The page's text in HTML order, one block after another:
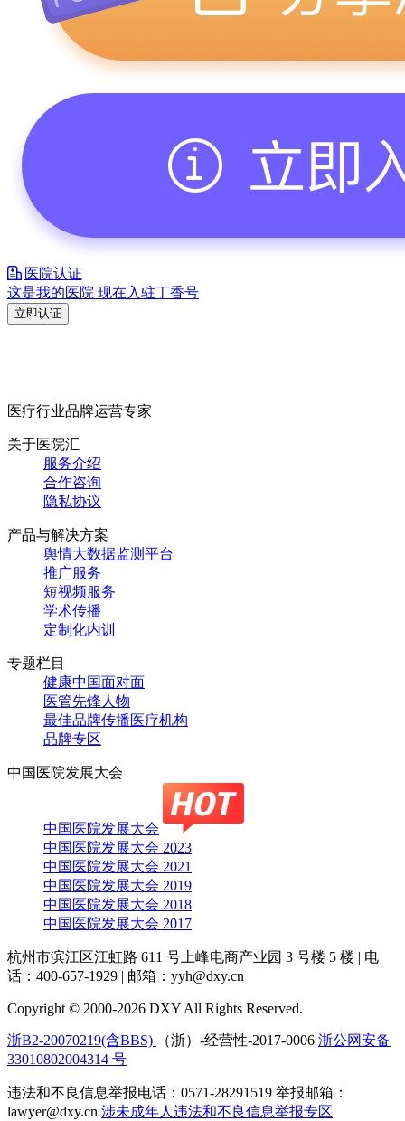
医院认证
这是我的医院 现在入驻丁香号
立即认证
医疗行业品牌运营专家
关于医院汇
服务介绍
合作咨询
隐私协议
产品与解决方案
舆情大数据监测平台
推广服务
短视频服务
学术传播
定制化内训
专题栏目
健康中国面对面
医管先锋人物
最佳品牌传播医疗机构
品牌专区
中国医院发展大会
中国医院发展大会
中国医院发展大会 2023
中国医院发展大会 2021
中国医院发展大会 2019
中国医院发展大会 2018
中国医院发展大会 2017
杭州市滨江区江虹路 611 号上峰电商产业园 3 号楼 5 楼 | 电
话：400-657-1929 | 邮箱：yyh@dxy.cn
Copyright © 2000-2026 DXY All Rights Reserved.
浙B2-20070219(含BBS) （浙）-经营性-2017-0006 浙公网安备
33010802004314 号
违法和不良信息举报电话：0571-28291519 举报邮箱：
lawyer@dxy.cn 涉未成年人违法和不良信息举报专区